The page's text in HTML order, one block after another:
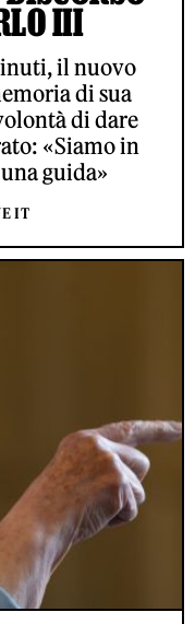
III
il nuovo
di sua
di dare
«Siamo in
guida»
IT